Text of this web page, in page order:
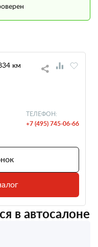
км
ТЕЛЕФОН:
+7 (495) 745-06-66
в автосалоне